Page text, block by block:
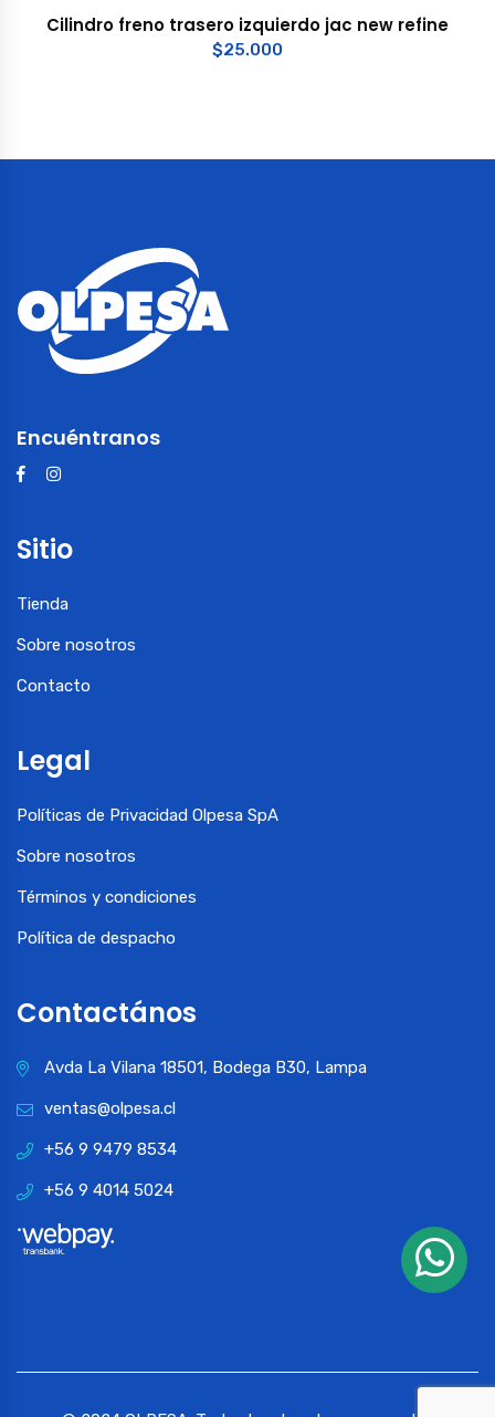
Cilindro freno trasero izquierdo jac new refine
$25.000
Encuéntranos
Sitio
Tienda
Sobre nosotros
Contacto
Legal
Políticas de Privacidad Olpesa SpA
Sobre nosotros
Términos y condiciones
Política de despacho
Contactános
Avda La Vilana 18501, Bodega B30, Lampa
ventas@olpesa.cl
+56 9 9479 8534
+56 9 4014 5024